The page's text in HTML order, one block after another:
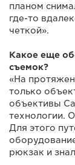
планом
где-то
четкой».
Какое еще
съемок?
«На
только
объективы
технологии.
Для этого
рюкзак и